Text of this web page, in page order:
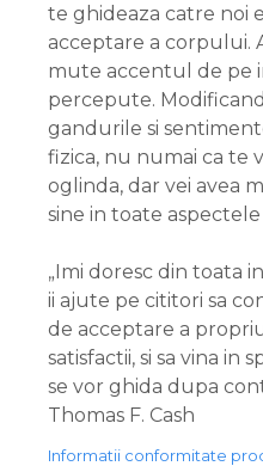
te ghideaza catre noi
acceptare a corpului.
mute accentul de pe
percepute.
gandurile si
fizica, nu numai ca te
oglinda, dar vei avea
sine in toate aspectele
„Imi doresc din toata
ii ajute pe cititori sa
de acceptare a
satisfactii, si sa vina in
se vor ghida dupa
Thomas F. Cash
Informatii conformitate